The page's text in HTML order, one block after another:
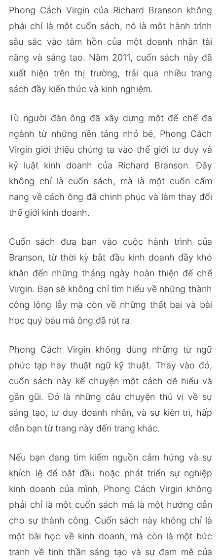
Phong Cách Virgin của Richard Branson không
phải chỉ là một cuốn sách, nó là một hành trình
sâu sắc vào tâm hồn của một doanh nhân tài
năng và sáng tạo. Năm 2011, cuốn sách này đã
xuất hiện trên thị trường, trải qua nhiều trang
sách đầy kiến thức và kinh nghiệm.
Từ người đàn ông đã xây dựng một đế chế đa
ngành từ những nền tảng nhỏ bé, Phong Cách
Virgin giới thiệu chúng ta vào thế giới tư duy và
kỷ luật kinh doanh của Richard Branson. Đây
không chỉ là cuốn sách, mà là một cuốn cẩm
nang về cách ông đã chinh phục và làm thay đổi
thế giới kinh doanh.
Cuốn sách đưa bạn vào cuộc hành trình của
Branson, từ thời kỳ bắt đầu kinh doanh đầy khó
khăn đến những tháng ngày hoàn thiện đế chế
Virgin. Bạn sẽ không chỉ tìm hiểu về những thành
công lộng lẫy mà còn về những thất bại và bài
học quý báu mà ông đã rút ra.
Phong Cách Virgin không dùng những từ ngữ
phức tạp hay thuật ngữ kỹ thuật. Thay vào đó,
cuốn sách này kể chuyện một cách dễ hiểu và
gần gũi. Đó là những câu chuyện thú vị về sự
sáng tạo, tư duy doanh nhân, và sự kiên trì, hấp
dẫn bạn từ trang này đến trang khác.
Nếu bạn đang tìm kiếm nguồn cảm hứng và sự
khích lệ để bắt đầu hoặc phát triển sự nghiệp
kinh doanh của mình, Phong Cách Virgin không
phải chỉ là một cuốn sách mà là một hướng dẫn
cho sự thành công. Cuốn sách này không chỉ là
một bài học về kinh doanh, mà còn là một bức
tranh về tinh thần sáng tạo và sự đam mê của